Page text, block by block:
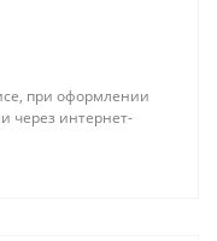
при оформлении
через интернет-